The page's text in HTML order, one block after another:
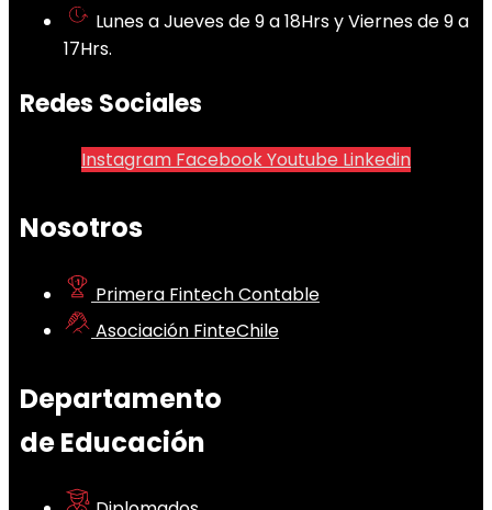
Lunes a Jueves de 9 a 18Hrs y Viernes de 9 a
17Hrs.
Redes Sociales
Instagram FacebookYoutube Linkedin
Nosotros
Primera Fintech Contable
Asociación FinteChile
Departamento
de Educación